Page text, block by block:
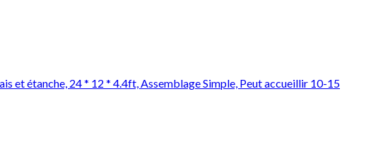
et étanche, 24 * 12 * 4.4ft, Assemblage Simple, Peut accueillir 10-15